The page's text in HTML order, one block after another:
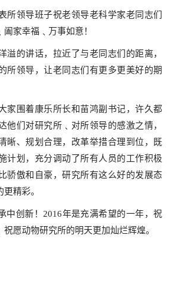
所领导班子祝老领导老科学家老同志们
阖家幸福﹑万事如意！
溢的讲话，拉近了与老同志们的距离，
所领导，让老同志们有更多更美好的期
家围着康乐所长和苗鸿副书记，许久都
他们对研究所 ﹑对所领导的感激之情，
晰、规划合理，改革举措合理到位，既
计划，充分调动了所有人员的工作积极
骄傲和自豪，研究所有这么好的发展态
精彩。
中创新！ 2016年是充满希望的一年，祝
愿动物研究所的明天更加灿烂辉煌。